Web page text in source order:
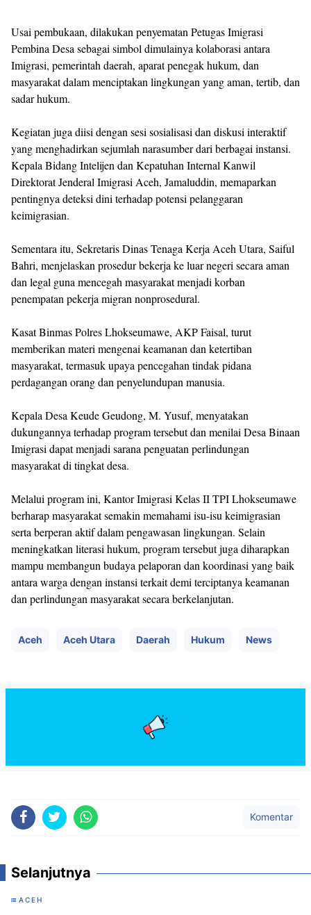
Usai pembukaan, dilakukan penyematan Petugas Imigrasi
Pembina Desa sebagai simbol dimulainya kolaborasi antara
Imigrasi, pemerintah daerah, aparat penegak hukum, dan
masyarakat dalam menciptakan lingkungan yang aman, tertib, dan
sadar hukum.
Kegiatan juga diisi dengan sesi sosialisasi dan diskusi interaktif
yang menghadirkan sejumlah narasumber dari berbagai instansi.
Kepala Bidang Intelijen dan Kepatuhan Internal Kanwil
Direktorat Jenderal Imigrasi Aceh, Jamaluddin, memaparkan
pentingnya deteksi dini terhadap potensi pelanggaran
keimigrasian.
Sementara itu, Sekretaris Dinas Tenaga Kerja Aceh Utara, Saiful
Bahri, menjelaskan prosedur bekerja ke luar negeri secara aman
dan legal guna mencegah masyarakat menjadi korban
penempatan pekerja migran nonprosedural.
Kasat Binmas Polres Lhokseumawe, AKP Faisal, turut
memberikan materi mengenai keamanan dan ketertiban
masyarakat, termasuk upaya pencegahan tindak pidana
perdagangan orang dan penyelundupan manusia.
Kepala Desa Keude Geudong, M. Yusuf, menyatakan
dukungannya terhadap program tersebut dan menilai Desa Binaan
Imigrasi dapat menjadi sarana penguatan perlindungan
masyarakat di tingkat desa.
Melalui program ini, Kantor Imigrasi Kelas II TPI Lhokseumawe
berharap masyarakat semakin memahami isu-isu keimigrasian
serta berperan aktif dalam pengawasan lingkungan. Selain
meningkatkan literasi hukum, program tersebut juga diharapkan
mampu membangun budaya pelaporan dan koordinasi yang baik
antara warga dengan instansi terkait demi terciptanya keamanan
dan perlindungan masyarakat secara berkelanjutan.
Aceh Aceh Utara Daerah Hukum News
Komentar
Selanjutnya
ACEH